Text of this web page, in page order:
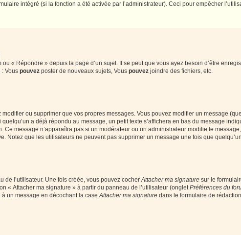
intégré (si la fonction a été activée par l’administrateur). Ceci pour empêcher
« Répondre » depuis la page d’un sujet. Il se peut que vous ayez besoin d’être
Vous pouvez poster de nouveaux sujets, Vous pouvez joindre des fichiers, etc.
ou supprimer que vos propres messages. Vous pouvez modifier un message
a déjà répondu au message, un petit texte s’affichera en bas du message
Ce message n’apparaîtra pas si un modérateur ou un administrateur modifie le
Notez que les utilisateurs ne peuvent pas supprimer un message une fois que
de l’utilisateur. Une fois créée, vous pouvez cocherAttacher ma signature sur le
« Attacher ma signature » à partir du panneau de l’utilisateur (ongletPréférences du
à un message en décochant la caseAttacher ma signature dans le formulaire de